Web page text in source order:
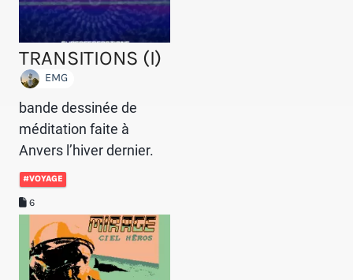
TRANSITIONS (I)
EMG
bande dessinée de
méditation faite à
Anvers l’hiver dernier.
#VOYAGE
6